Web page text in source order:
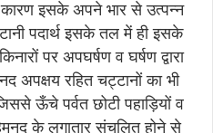
इसके अपने भार से उत्पन्न
पदार्थ इसके तल में ही इसके
पर अपघर्षण व घर्षण द्वारा
अपक्षय रहित चट्टानों का भी
ऊँचे पर्वत छोटी पहाड़ियों व
के लगातार संचलित होने से